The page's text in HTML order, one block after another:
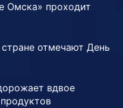
Омска» проходит
отмечают День
вдвое